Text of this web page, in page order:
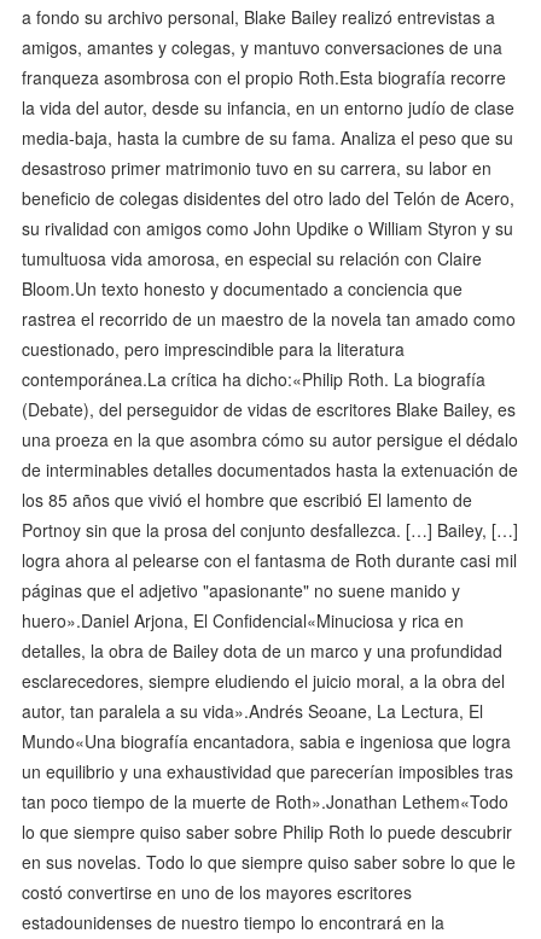
a fondo su archivo personal, Blake Bailey realizó entrevistas a
amigos, amantes y colegas, y mantuvo conversaciones de una
franqueza asombrosa con el propio Roth.Esta biografía recorre
la vida del autor, desde su infancia, en un entorno judío de clase
media-baja, hasta la cumbre de su fama. Analiza el peso que su
desastroso primer matrimonio tuvo en su carrera, su labor en
beneficio de colegas disidentes del otro lado del Telón de Acero,
su rivalidad con amigos como John Updike o William Styron y su
tumultuosa vida amorosa, en especial su relación con Claire
Bloom.Un texto honesto y documentado a conciencia que
rastrea el recorrido de un maestro de la novela tan amado como
cuestionado, pero imprescindible para la literatura
contemporánea.La crítica ha dicho:«Philip Roth. La biografía
(Debate), del perseguidor de vidas de escritores Blake Bailey, es
una proeza en la que asombra cómo su autor persigue el dédalo
de interminables detalles documentados hasta la extenuación de
los 85 años que vivió el hombre que escribió El lamento de
Portnoy sin que la prosa del conjunto desfallezca. […] Bailey, […]
logra ahora al pelearse con el fantasma de Roth durante casi mil
páginas que el adjetivo "apasionante" no suene manido y
huero».Daniel Arjona, El Confidencial«Minuciosa y rica en
detalles, la obra de Bailey dota de un marco y una profundidad
esclarecedores, siempre eludiendo el juicio moral, a la obra del
autor, tan paralela a su vida».Andrés Seoane, La Lectura, El
Mundo«Una biografía encantadora, sabia e ingeniosa que logra
un equilibrio y una exhaustividad que parecerían imposibles tras
tan poco tiempo de la muerte de Roth».Jonathan Lethem«Todo
lo que siempre quiso saber sobre Philip Roth lo puede descubrir
en sus novelas. Todo lo que siempre quiso saber sobre lo que le
costó convertirse en uno de los mayores escritores
estadounidenses de nuestro tiempo lo encontrará en la